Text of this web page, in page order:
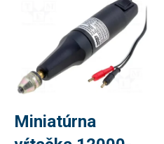
Miniatúrna